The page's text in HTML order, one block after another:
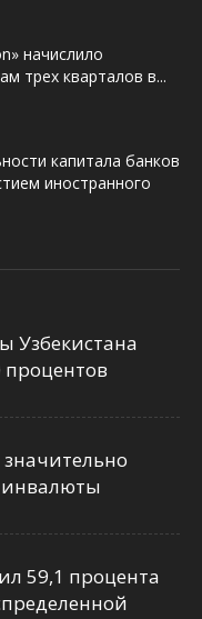
начислило
трех кварталов в...
капитала банков
иностранного
Узбекистана
59,1 процента